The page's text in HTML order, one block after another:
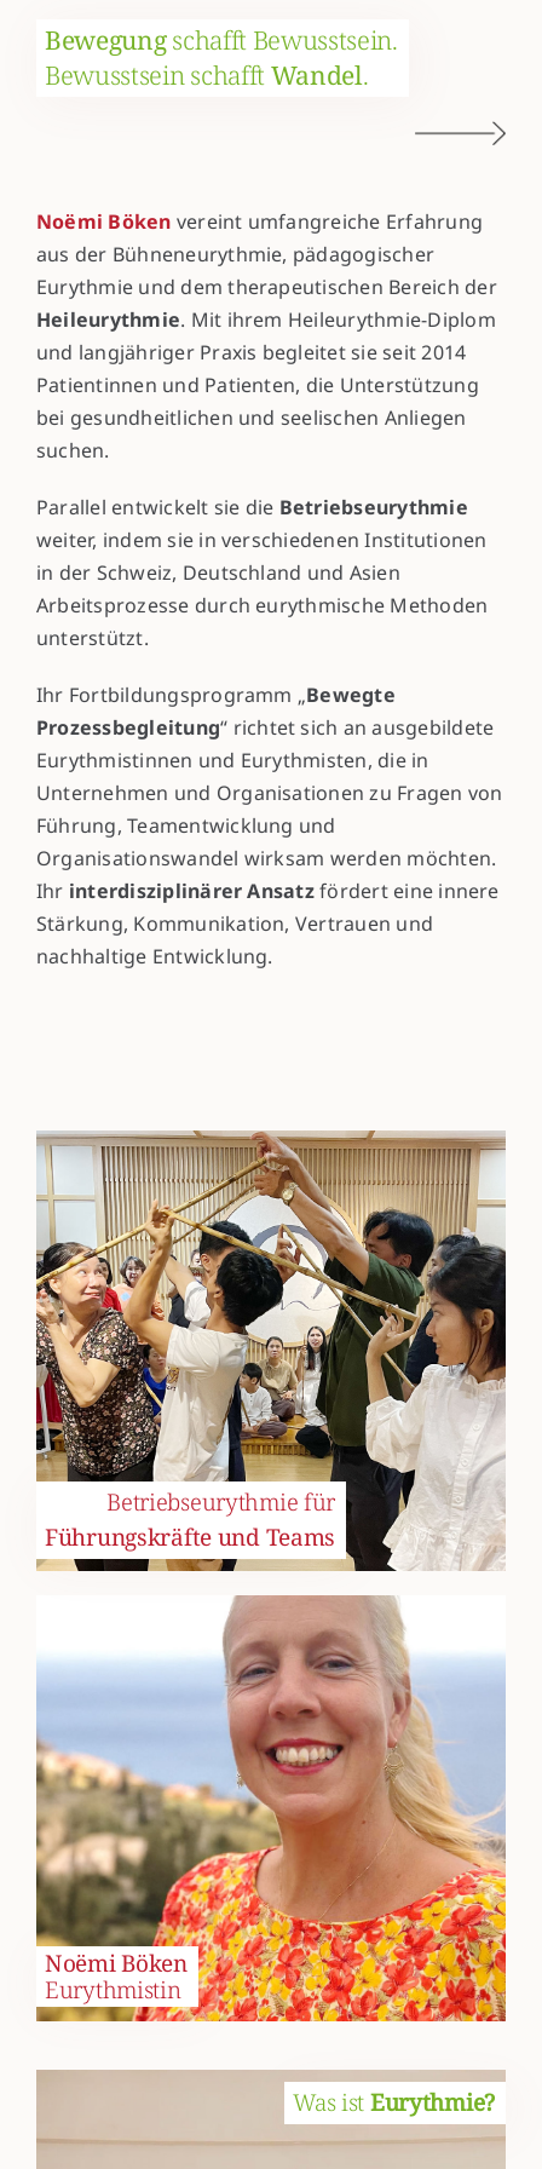
Bewegungschafft Bewusstsein.
Bewusstsein schafftWandel.
Noëmi Böken vereint umfangreiche Erfahrung
aus der Bühneneurythmie, pädagogischer
Eurythmie und dem therapeutischen Bereich der
Heileurythmie. Mit ihrem Heileurythmie-Diplom
und langjähriger Praxis begleitet sie seit 2014
Patientinnen und Patienten, die Unterstützung
bei gesundheitlichen und seelischen Anliegen
suchen.
Parallel entwickelt sie die Betriebseurythmie
weiter, indem sie in verschiedenen Institutionen
in der Schweiz, Deutschland und Asien
Arbeitsprozesse durch eurythmische Methoden
unterstützt.
Ihr Fortbildungsprogramm „Bewegte
Prozessbegleitung“ richtet sich an ausgebildete
Eurythmistinnen und Eurythmisten, die in
Unternehmen und Organisationen zu Fragen von
Führung, Teamentwicklung und
Organisationswandel wirksam werden möchten.
Ihr interdisziplinärer Ansatzfördert eine innere
Stärkung, Kommunikation, Vertrauen und
nachhaltige Entwicklung.
Betriebseurythmie für
Führungskräfte und Teams
Noëmi Böken
Eurythmistin
Was istEurythmie?